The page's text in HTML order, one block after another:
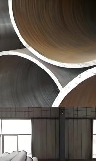
Boru
Galvanizli Çelik Boru
Epoksi İç Kaplama
Boruları
PTFE Kaplı Boru ve Ek
Parçaları